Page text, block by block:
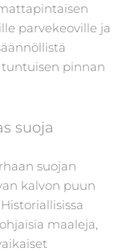
parvekeoville ja
pinnan
suoja
suojan
kalvon puun
maaleja,